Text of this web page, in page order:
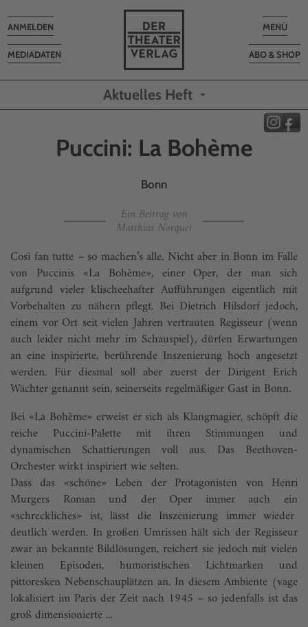
Toggle
MENÜ
ABO & SHOP
MEDIADATEN
Toggle
navigation
ANMELDEN
Aktuelles Heft
Puccini: La Bohème
Bonn
Ein Beitrag von
Matthias Norquet
Così fan tutte – so machen’s alle. Nicht aber in Bonn im Falle
von Puccinis «La Bohème», einer Oper, der man sich
aufgrund vieler klischeehafter Aufführungen eigentlich mit
Vorbehalten zu nä­hern pflegt. Bei Dietrich Hilsdorf jedoch,
einem vor Ort seit vielen Jahren vertrauten Regisseur (wenn
auch leider nicht mehr im Schauspiel), dürfen Erwartungen
an eine inspirierte, berührende In­szenierung hoch angesetzt
werden. Für diesmal soll aber zuerst der Dirigent ­Erich
Wächter genannt sein, seinerseits regelmäßiger Gast in Bonn.
Bei «La Bo­hème» erweist er sich als Klangmagier, schöpft die
reiche Puccini-Palette mit ihren Stimmungen und
dynamischen Schattierungen voll aus. Das Beethoven-
Orchester wirkt inspiriert wie selten.
Dass das «schöne» Leben der Protagonisten von Henri
Murgers Roman und der Oper immer auch ein
«schreckliches» ist, lässt die Inszenierung immer wieder
deutlich werden. In großen Umrissen hält sich der Regisseur
zwar an bekannte Bildlösungen, reichert sie jedoch mit vielen
kleinen Episoden, humoristischen Lichtmarken und
pittoresken Nebenschauplätzen an. In diesem Ambiente (vage
lokalisiert im Paris der Zeit nach 1945 – so jedenfalls ist das
groß dimensionierte ...